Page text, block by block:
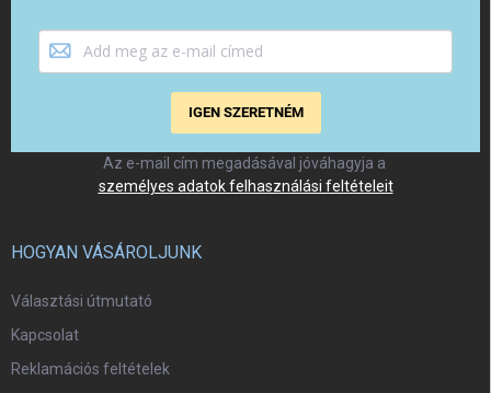
IGEN SZERETNÉM
Az e-mail cím megadásával jóváhagyja a
személyes adatok felhasználási feltételeit
HOGYAN VÁSÁROLJUNK
Választási útmutató
Kapcsolat
Reklamációs feltételek